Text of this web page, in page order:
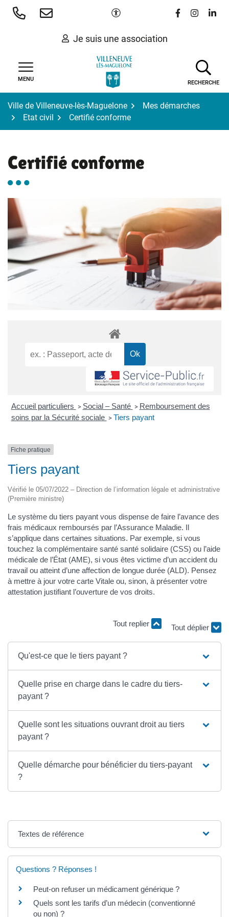
Aller
Paramètres d'accessibilité
Lien vers le
Lien vers
Lien
Je suis une association
MENU
RECHERCHE
Ville de Villeneuve-lès-Maguelone
Mes démarches
Etat civil
Certifié conforme
Certifié conforme
Accueil particuliers > Social – Santé > Remboursement des
soins par la Sécurité sociale > Tiers payant
Fiche pratique
Tiers payant
Vérifié le 05/07/2022 – Direction de l’information légale et administrative
(Première ministre)
Le système du tiers payant vous dispense de faire l’avance des
frais médicaux remboursés par l’Assurance Maladie. Il
s’applique dans certaines situations. Par exemple, si vous
touchez la complémentaire santé santé solidaire (CSS) ou l’aide
médicale de l’État (AME), si vous êtes victime d’un accident du
travail ou atteint d’une affection de longue durée (ALD). Pensez
à mettre à jour votre carte Vitale ou, sinon, à présenter votre
attestation justifiant l’ouverture de vos droits.
Tout replier
Tout déplier
Qu'est-ce que le tiers payant ?
Quelle prise en charge dans le cadre du tiers-
payant ?
Quelle sont les situations ouvrant droit au tiers
payant ?
Quelle démarche pour bénéficier du tiers-payant
?
Textes de référence
Questions ? Réponses !
Peut-on refuser un médicament générique ?
Quels sont les tarifs d’un médecin (conventionné
ou non) ?